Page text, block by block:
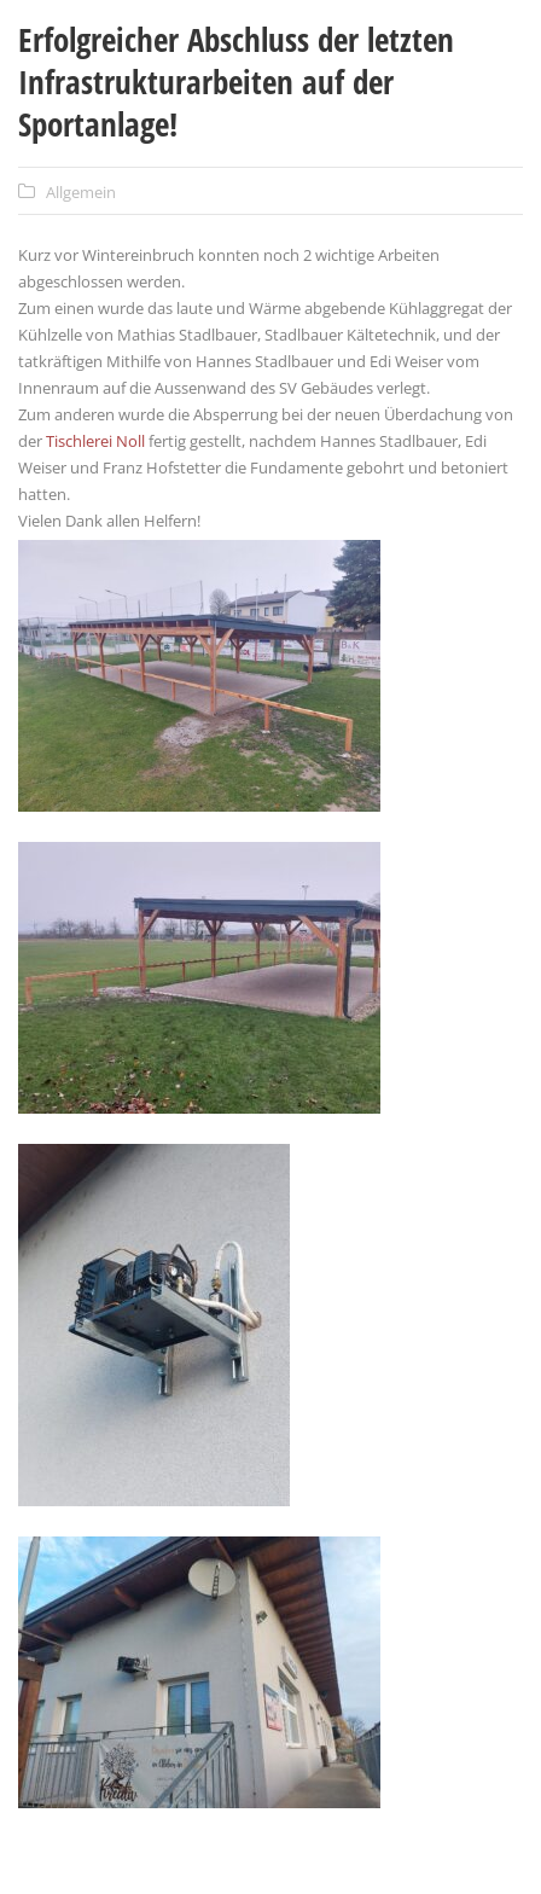
Erfolgreicher Abschluss der letzten
Infrastrukturarbeiten auf der
Sportanlage!
Allgemein
Kurz vor Wintereinbruch konnten noch 2 wichtige Arbeiten
abgeschlossen werden.
Zum einen wurde das laute und Wärme abgebende Kühlaggregat der
Kühlzelle von Mathias Stadlbauer, Stadlbauer Kältetechnik, und der
tatkräftigen Mithilfe von Hannes Stadlbauer und Edi Weiser vom
Innenraum auf die Aussenwand des SV Gebäudes verlegt.
Zum anderen wurde die Absperrung bei der neuen Überdachung von
derTischlerei Nollfertig gestellt, nachdem Hannes Stadlbauer, Edi
Weiser und Franz Hofstetter die Fundamente gebohrt und betoniert
hatten.
Vielen Dank allen Helfern!